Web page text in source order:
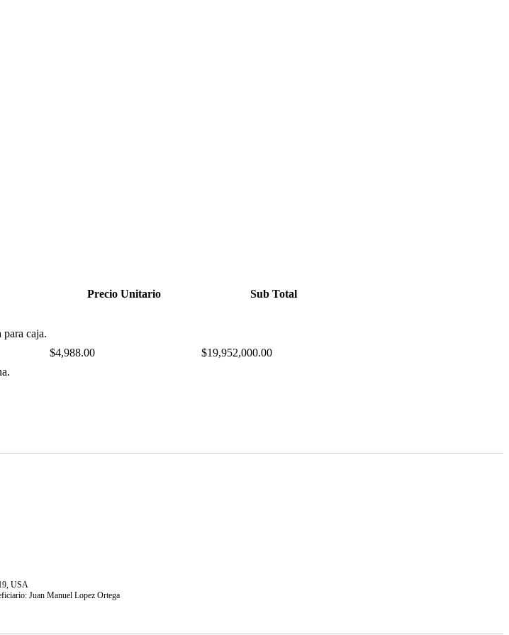
Precio Unitario Sub Total
caja.
$4,988.00 $19,952,000.00
USA
Juan Manuel Lopez Ortega